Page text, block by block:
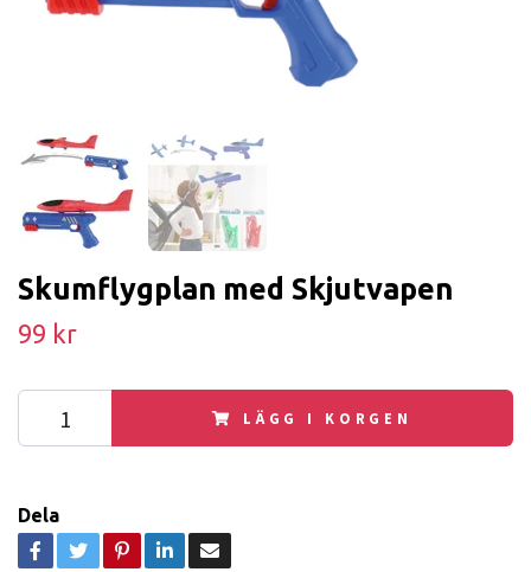
Skumflygplan med Skjutvapen
99 kr
LÄGG I KORGEN
Dela